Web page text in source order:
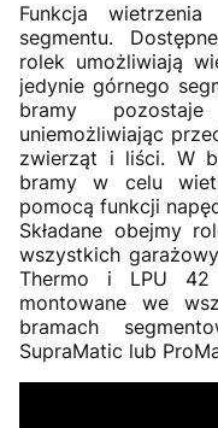
Funkcja
segmentu.
rolek umożliwiają
jedynie górnego
bramy
uniemożliwiając
zwierząt i liści. W
bramy w celu
pomocą funkcji
Składane obejmy
wszystkich
Thermo i LPU
montowane we
bramach
SupraMatic lub